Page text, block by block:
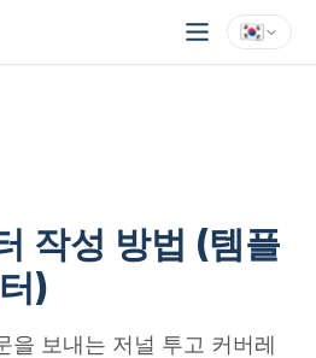
작성 방법 (템플
)
을 보내는 저널 투고 커버레